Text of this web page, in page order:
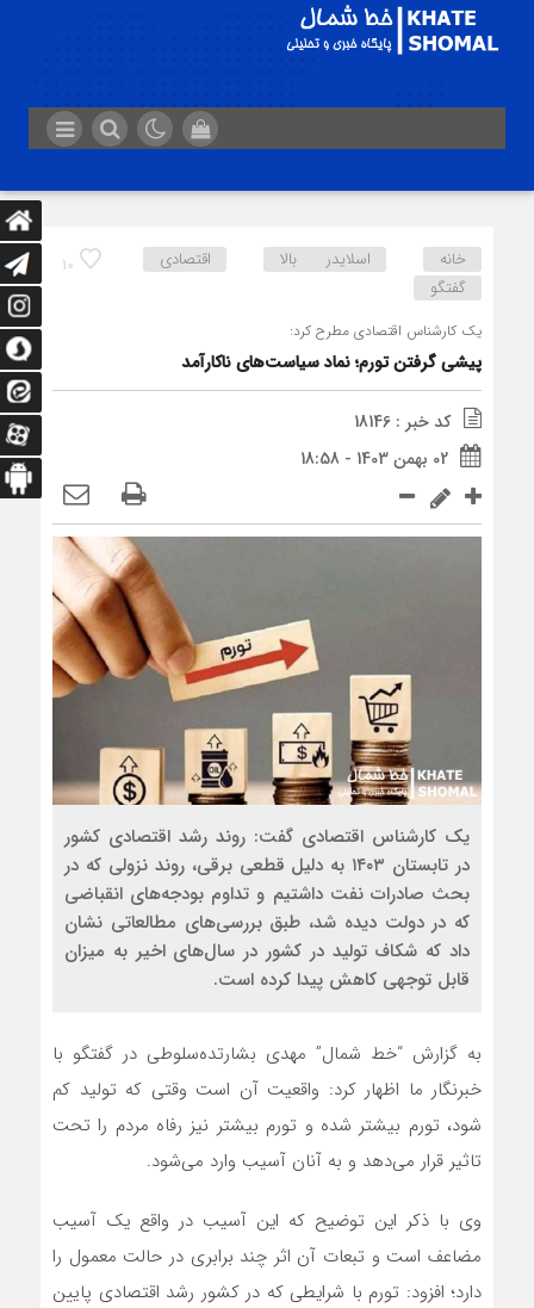
10 خانه اسلایدر بالا
اقتصادی
گفتگو
یک کارشناس اقتصادی مطرح کرد:
پیشی گرفتن تورم؛ نماد سیاست‌های ناکارآمد
کد خبر : 18146
02 بهمن 1403 - 18:58
یک کارشناس اقتصادی گفت: روند رشد اقتصادی کشور
در تابستان ۱۴۰۳ به دلیل قطعی برقی، روند نزولی که در
بحث صادرات نفت داشتیم و تداوم بودجه‌های انقباضی
که در دولت دیده شد، طبق بررسی‌های مطالعاتی نشان
داد که شکاف تولید در کشور در سال‌های اخیر به میزان
قابل توجهی کاهش پیدا کرده است.
به گزارش “خط شمال” مهدی بشارتده‌سلوطی در گفتگو با
خبرنگار ما اظهار کرد: واقعیت آن است وقتی که تولید کم
شود، تورم بیشتر شده و تورم بیشتر نیز رفاه مردم را تحت
تاثیر قرار می‌دهد و به آنان آسیب وارد می‌شود.
وی با ذکر این توضیح که این آسیب در واقع یک آسیب
مضاعف است و تبعات آن اثر چند برابری در حالت معمول را
دارد؛ افزود: تورم با شرایطی که در کشور رشد اقتصادی پایین